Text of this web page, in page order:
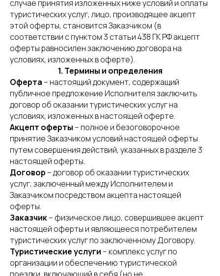
случае принятия изложенных ниже условий и оплаты
туристических услуг, лицо, производящее акцепт
этой оферты, становится Заказчиком (в
соответствии с пунктом 3 статьи 438 ГК РФ акцепт
оферты равносилен заключению договора на
условиях, изложенных в оферте).
1. Термины и определения
Оферта – настоящий документ, содержащий
публичное предложение Исполнителя заключить
договор об оказании туристических услуг на
условиях, изложенных в настоящей оферте.
Акцепт оферты – полное и безоговорочное
принятие Заказчиком условий настоящей оферты
путем совершения действий, указанных в разделе 3
настоящей оферты.
Договор – договор об оказании туристических
услуг, заключенный между Исполнителем и
Заказчиком посредством акцепта настоящей
оферты.
Заказчик– физическое лицо, совершившее акцепт
настоящей оферты и являющееся потребителем
туристических услуг по заключенному Договору.
Туристические услуги – комплекс услуг по
организации и обеспечению туристической